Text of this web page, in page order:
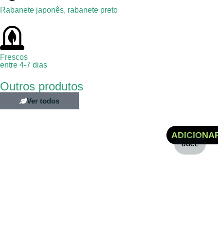
Rabanete japonês, rabanete preto
Frescos
entre 4-7 dias
Outros produtos
Ver todos
5.30
DOCE